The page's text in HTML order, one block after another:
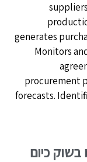
generates
Monitors
procurement
forecasts.
כיום